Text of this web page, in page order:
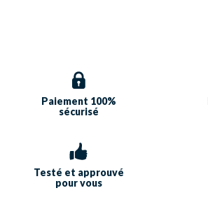
Paiement 100%
sécurisé
Testé et approuvé
pour vous